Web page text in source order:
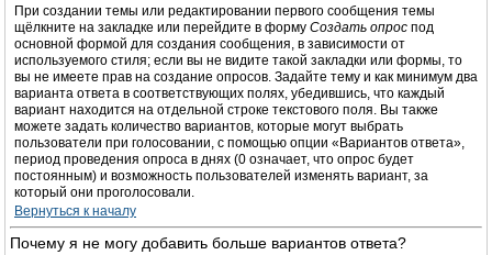
При создании темы или редактировании первого сообщения темы
щёлкните на закладке или перейдите в форму Создать опрос под
основной формой для создания сообщения, в зависимости от
используемого стиля; если вы не видите такой закладки или формы, то
вы не имеете прав на создание опросов. Задайте тему и как минимум два
варианта ответа в соответствующих полях, убедившись, что каждый
вариант находится на отдельной строке текстового поля. Вы также
можете задать количество вариантов, которые могут выбрать
пользователи при голосовании, с помощью опции «Вариантов ответа»,
период проведения опроса в днях (0 означает, что опрос будет
постоянным) и возможность пользователей изменять вариант, за
который они проголосовали.
Вернуться к началу
Почему я не могу добавить больше вариантов ответа?